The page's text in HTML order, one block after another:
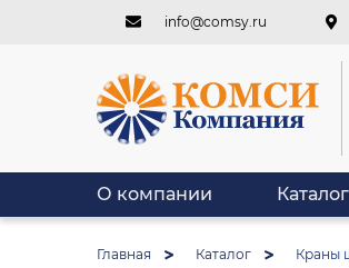
info@comsy.ru
О компании Каталог
Главная Каталог Краны